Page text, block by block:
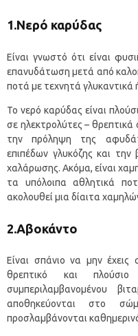
1.Νερό καρύδας
Είναι γνωστό ότι είναι
επανυδάτωση μετά από
ποτά με τεχνητά γλυκαντικά
Το νερό καρύδας είναι
σε ηλεκτρολύτες – θρεπτικά
την πρόληψη της
επιπέδων γλυκόζης και την
χαλάρωσης. Ακόμα, είναι
τα υπόλοιπα αθλητικά
ακολουθεί μια δίαιτα
2.Αβοκάντο
Είναι σπάνιο να μην έχεις
θρεπτικό και
συμπεριλαμβανομένου
αποθηκεύονται στο
προσλαμβάνονται